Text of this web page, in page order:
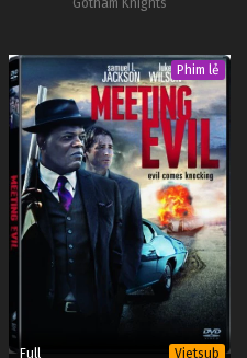
Phim lẻ
Full Vietsub